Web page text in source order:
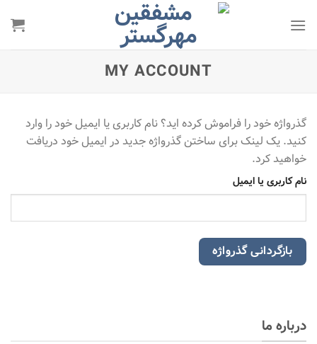
MY ACCOUNT
گذرواژه خود را فراموش کرده اید؟ نام کاربری یا ایمیل خود را وارد
کنید. یک لینک برای ساختن گذرواژه جدید در ایمیل خود دریافت
خواهید کرد.
نام کاربری یا ایمیل
بازگردانی گذرواژه
درباره ما